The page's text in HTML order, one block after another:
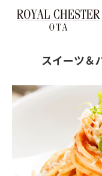
トップ 新着情報 スイー
スイーツ＆